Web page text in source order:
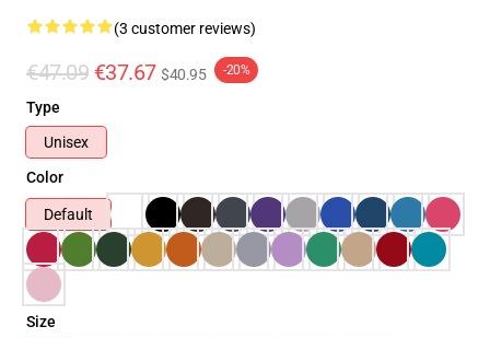
(3 customer reviews)
€47.09 €37.67 $40.95 -20%
Type
Unisex
Color
Default
Size